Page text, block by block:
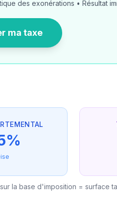
des exonérations • Résultat
ma taxe
la base d'imposition = surface